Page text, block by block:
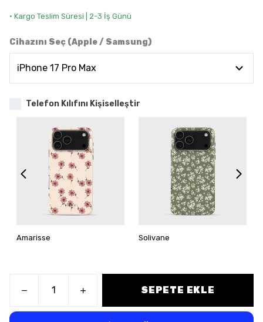
• Kargo Teslim Süresi | 2-3 İş Günü
Cihazını Seç (Apple / Samsung)
Telefon Kılıfını Kişiselleştir
Amarisse Solivane
SEPETE EKLE